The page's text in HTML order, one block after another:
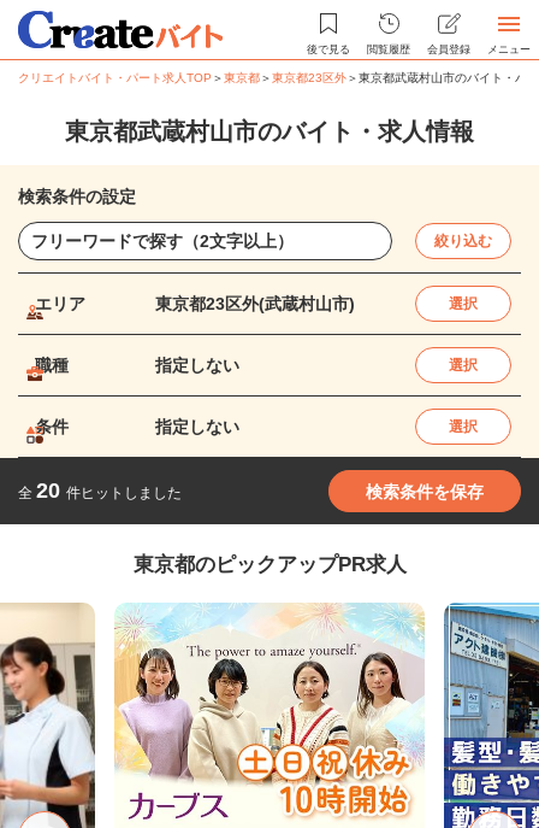
後で見る 閲覧履歴 会員登録 メニュー
クリエイトバイト・パート求人TOP ＞東京都＞東京都23区外＞東京都武蔵村山市のバイト・パ
東京都武蔵村山市のバイト・求人情報
検索条件の設定
絞り込む
エリア 東京都23区外(武蔵村山市) 選択
職種 指定しない 選択
条件 指定しない 選択
全 20 件ヒットしました 検索条件を保存
東京都のピックアップPR求人